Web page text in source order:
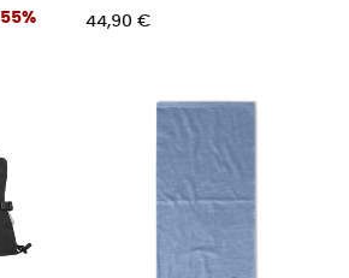
55% 44,90 €